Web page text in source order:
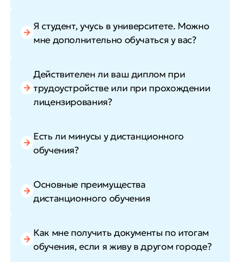
Я студент, учусь в университете. Можно
мне дополнительно обучаться у вас?
Действителен ли ваш диплом при
трудоустройстве или при прохождении
лицензирования?
Есть ли минусы у дистанционного
обучения?
Основные преимущества
дистанционного обучения
Как мне получить документы по итогам
обучения, если я живу в другом городе?